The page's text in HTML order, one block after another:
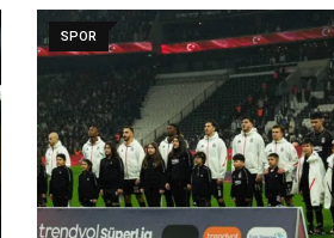
SPOR